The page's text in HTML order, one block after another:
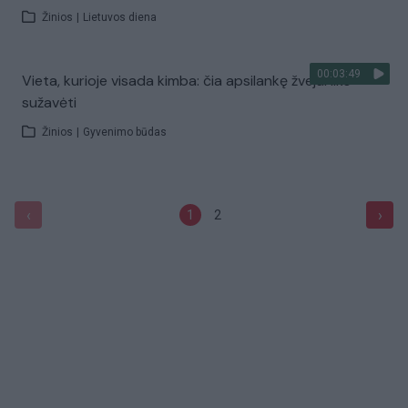
Žinios Lietuvos diena
00:03:49
Vieta, kurioje visada kimba: čia apsilankę žvejai liks
sužavėti
Žinios Gyvenimo būdas
‹ 1 2 ›